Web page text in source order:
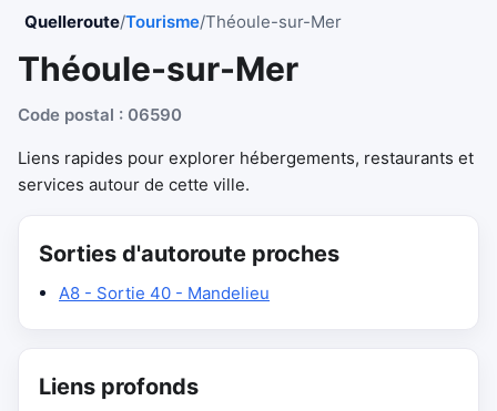
Quelleroute/Tourisme/Théoule-sur-Mer
Théoule-sur-Mer
Code postal : 06590
Liens rapides pour explorer hébergements, restaurants et
services autour de cette ville.
Sorties d'autoroute proches
A8 - Sortie 40 - Mandelieu
Liens profonds